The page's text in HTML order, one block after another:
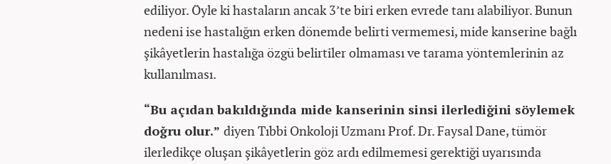
ediliyor. Öyle ki hastaların ancak 3’te biri erken evrede tanı alabiliyor. Bunun
nedeni ise hastalığın erken dönemde belirti vermemesi, mide kanserine bağlı
şikâyetlerin hastalığa özgü belirtiler olmaması ve tarama yöntemlerinin az
kullanılması.
“Bu açıdan bakıldığında mide kanserinin sinsi ilerlediğini söylemek
doğru olur.” diyen Tıbbi Onkoloji Uzmanı Prof. Dr. Faysal Dane, tümör
ilerledikçe oluşan şikâyetlerin göz ardı edilmemesi gerektiği uyarısında